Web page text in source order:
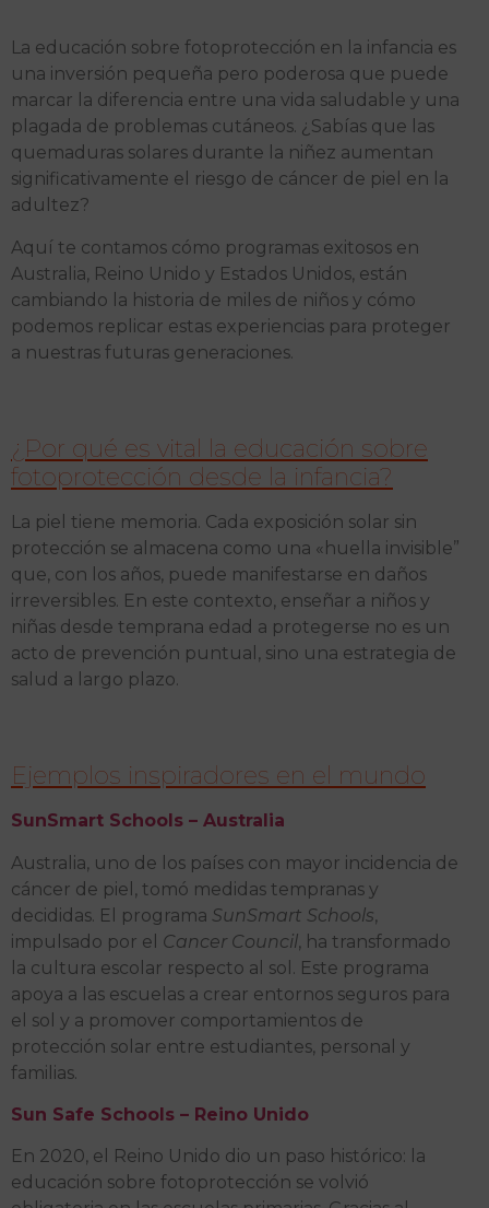
La educación sobre fotoprotección en la infancia es
una inversión pequeña pero poderosa que puede
marcar la diferencia entre una vida saludable y una
plagada de problemas cutáneos. ¿Sabías que las
quemaduras solares durante la niñez aumentan
significativamente el riesgo de cáncer de piel en la
adultez?
Aquí te contamos cómo programas exitosos en
Australia, Reino Unido y Estados Unidos, están
cambiando la historia de miles de niños y cómo
podemos replicar estas experiencias para proteger
a nuestras futuras generaciones.
¿Por qué es vital la educación sobre
fotoprotección desde la infancia?
La piel tiene memoria. Cada exposición solar sin
protección se almacena como una «huella invisible”
que, con los años, puede manifestarse en daños
irreversibles. En este contexto, enseñar a niños y
niñas desde temprana edad a protegerse no es un
acto de prevención puntual, sino una estrategia de
salud a largo plazo.
Ejemplos inspiradores en el mundo
SunSmart Schools – Australia
Australia, uno de los países con mayor incidencia de
cáncer de piel, tomó medidas tempranas y
decididas. El programa SunSmart Schools,
impulsado por el Cancer Council, ha transformado
la cultura escolar respecto al sol. Este programa
apoya a las escuelas a crear entornos seguros para
el sol y a promover comportamientos de
protección solar entre estudiantes, personal y
familias.
Sun Safe Schools – Reino Unido
En 2020, el Reino Unido dio un paso histórico: la
educación sobre fotoprotección se volvió